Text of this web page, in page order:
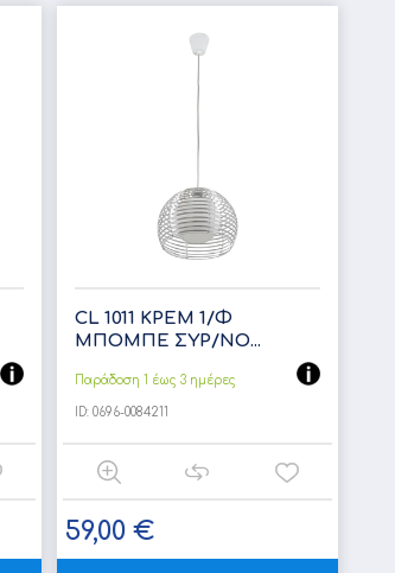
CL 1011 ΚΡΕΜ 1/Φ
ΜΠΟΜΠΕ ΣΥΡ/ΝΟ...
Παράδοση 1 έως 3 ημέρες
ID:0696-0084211
59,00 €